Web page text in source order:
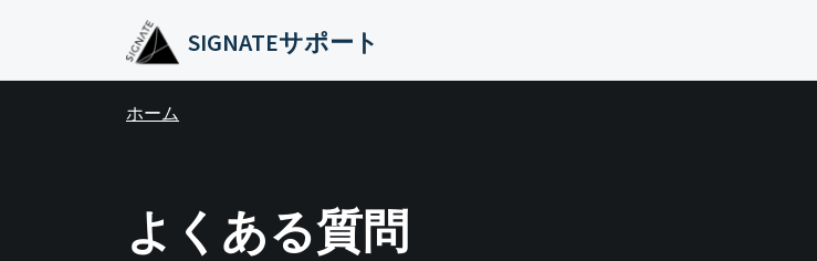
SIGNATEサポート
ホーム
よくある質問